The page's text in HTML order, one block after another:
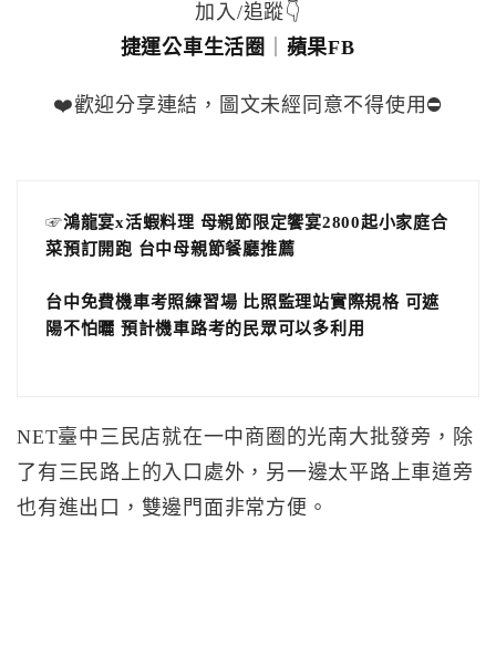
加入/追蹤👇
捷運公車生活圈
蘋果FB
❤️歡迎分享連結，圖文未經同意不得使用⛔️
☞鴻龍宴x活蝦料理 母親節限定饗宴2800起小家庭合
菜預訂開跑 台中母親節餐廳推薦
台中免費機車考照練習場 比照監理站實際規格 可遮
陽不怕曬 預計機車路考的民眾可以多利用
NET臺中三民店就在一中商圈的光南大批發旁，除
了有三民路上的入口處外，另一邊太平路上車道旁
也有進出口，雙邊門面非常方便。